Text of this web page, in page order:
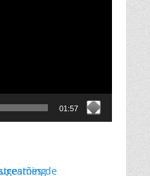
01:57
de streaming